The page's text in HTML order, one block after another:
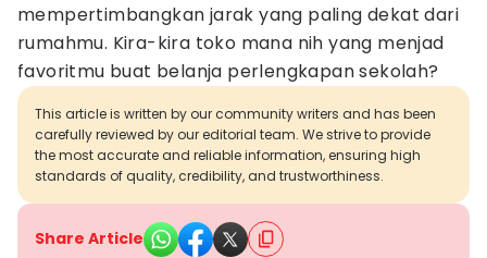
mempertimbangkan jarak yang paling dekat dari
rumahmu. Kira-kira toko mana nih yang menjad
favoritmu buat belanja perlengkapan sekolah?
This article is written by our community writers and has been
carefully reviewed by our editorial team. We strive to provide
the most accurate and reliable information, ensuring high
standards of quality, credibility, and trustworthiness.
Share Article